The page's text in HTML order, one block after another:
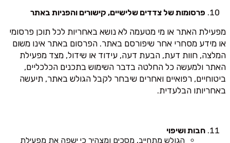
פרסומות של צדדים שלישיים, קישורים והפניות באתר
מפעילת האתר או מי מטעמה לא נושא באחריות לכל תוכן פרסומי
או מידע מסחרי אחר שיפורסם באתר. הפרסום באתר אינו משום
המלצה, חוות דעת, הבעת דעה, עידוד או שידול, מצד מפעילת
האתר ולמעשה כל החלטה בדבר השימוש בתכנים הכלכליים,
ביטוחיים, רפואיים ואחרים שיבחר לקבל הגולש באתר, תיעשה
באחריותו הבלעדית.
חבות ושיפוי
הגולש מתחייב, מסכים ומצהיר כי ישפה את מפעילת